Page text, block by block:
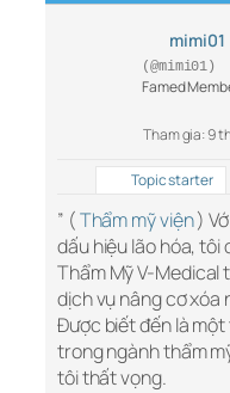
mimi01
(@mimi01)
Famed
Tham gia: 9
Topic starter
” (Thẩm mỹ viện)
dấu hiệu lão hóa, tôi
Thẩm Mỹ V-Medical
dịch vụ nâng cơ xóa
Được biết đến là
trong ngành thẩm
tôi thất vọng.